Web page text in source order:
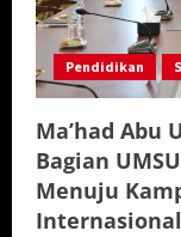
Pendidikan
Ma’had Abu
Bagian
Menuju
Internasional